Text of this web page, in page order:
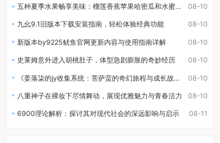
08-10
五种夏季水果畅享美味：榴莲香蕉苹果哈密瓜和水蜜桃的完美搭配
08-10
九幺9.1旧版本下载安装指南，轻松体验经典功能
08-10
新版本by9225鱿鱼官网更新内容与使用指南详解
08-10
史莱姆意外进入胡桃肚子，体型急剧膨胀的奇妙经历
08-10
《姜落柒的jy收集系统：菩萨蛮的奇幻旅程与成长故事》
08-10
八重神子在裸妆下尽情舞动，展现优雅魅力与青春活力
08-11
6900理论解析：探讨其对现代社会的深远影响与启示